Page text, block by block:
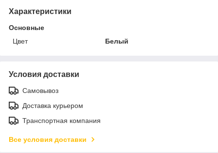
Характеристики
Основные
Цвет
Белый
Условия доставки
Самовывоз
Доставка курьером
Транспортная компания
Все условия доставки